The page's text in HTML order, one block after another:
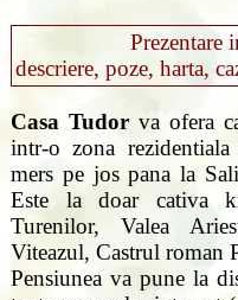
Prezentare
descriere, poze, harta,
Casa Tudor va ofera
intr-o zona
mers pe jos pana la
Este la doar cativa
Turenilor, Valea
Viteazul, Castrul roman
Pensiunea va pune la